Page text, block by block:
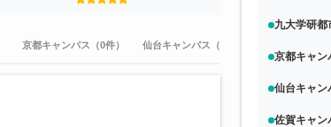
京都キャンパス（0件） 仙台キャンパス（0件）
九大学研都
京都キャン
仙台キャン
佐賀キャン